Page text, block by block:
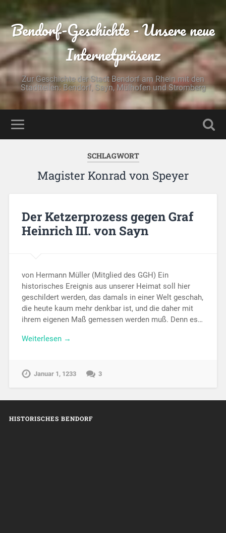
Bendorf-Geschichte - Unsere neue
Internetpräsenz
Zur Geschichte der Stadt Bendorf am Rhein mit den
Stadtteilen: Bendorf, Sayn, Mülhofen und Stromberg
SCHLAGWORT
Magister Konrad von Speyer
Der Ketzerprozess gegen Graf
Heinrich III. von Sayn
von Hermann Müller (Mitglied des GGH) Ein
historisches Ereignis aus unserer Heimat soll hier
geschildert werden, das damals in einer Welt geschah,
die heute kaum mehr denkbar ist, und die daher mit
ihrem eigenen Maß gemessen werden muß. Denn es…
Weiterlesen →
Januar 1, 1233 3
HISTORISCHES BENDORF